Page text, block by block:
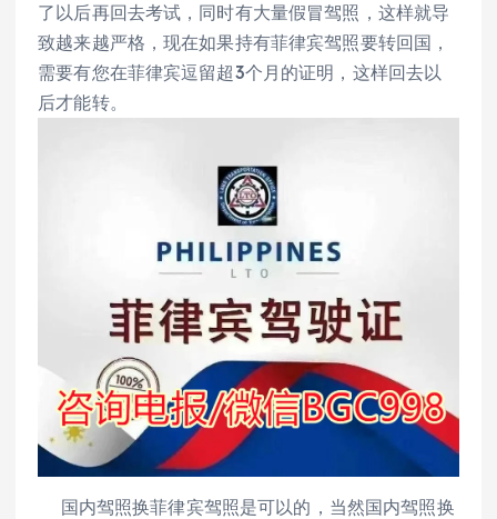
了以后再回去考试，同时有大量假冒驾照，这样就导
致越来越严格，现在如果持有菲律宾驾照要转回国，
需要有您在菲律宾逗留超3个月的证明，这样回去以
后才能转。
国内驾照换菲律宾驾照是可以的，当然国内驾照换